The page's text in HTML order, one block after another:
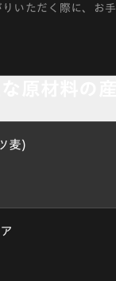
いただく際に、お
麦)